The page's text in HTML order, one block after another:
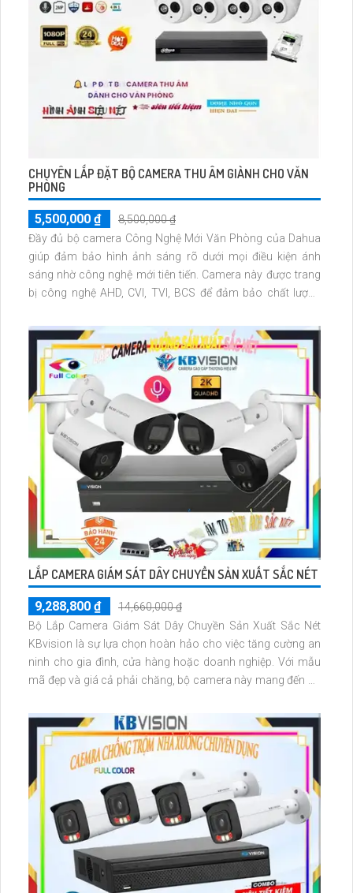
CHUYÊN LẮP ĐẶT BỘ CAMERA THU ÂM GIÀNH CHO VĂN
PHÒNG
5,500,000 ₫
8,500,000 ₫
Đầy đủ bộ camera Công Nghệ Mới Văn Phòng của Dahua
giúp đảm bảo hình ảnh sáng rõ dưới mọi điều kiện ánh
sáng nhờ công nghệ mới tiên tiến. Camera này được trang
bị công nghệ AHD, CVI, TVI, BCS để đảm bảo chất lượng
cũng trở nên dễ dàng và thuận tiện hơn bao giờ hết
LẮP CAMERA GIÁM SÁT DÂY CHUYỀN SẢN XUẤT SẮC NÉT
9,288,800 ₫
14,660,000 ₫
Bộ Lắp Camera Giám Sát Dây Chuyền Sản Xuất Sắc Nét
KBvision là sự lựa chọn hoàn hảo cho việc tăng cường an
ninh cho gia đình, cửa hàng hoặc doanh nghiệp. Với mẫu
mã đẹp và giá cả phải chăng, bộ camera này mang đến sự
công nghệ tiên tiến, cho hình ảnh sắc nét 4.0 MP với màu
sắc tự nhiên và chất lượng cao